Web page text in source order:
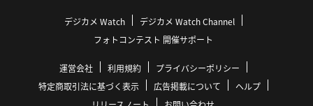
デジカメ Watch
デジカメ Watch Channel
フォトコンテスト 開催サポート
運営会社 利用規約
プライバシーポリシー
特定商取引法に基づく表示
広告掲載について
ヘルプ